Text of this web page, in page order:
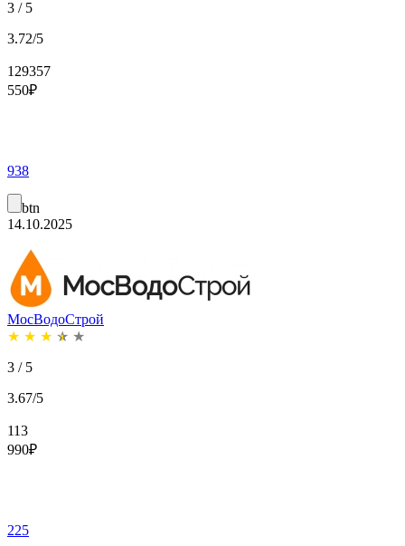
3 / 5
3.72/5
129357
550₽
938
btn
14.10.2025
МосВодоСтрой
★ ★ ★ ★ ★
3 / 5
3.67/5
113
990₽
225